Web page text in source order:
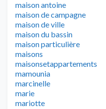
maison antoine
maison de campagne
maison de ville
maison du bassin
maison particulière
maisons
maisonsetappartements
mamounia
marcinelle
marie
mariotte